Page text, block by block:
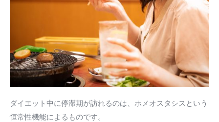
ダイエット中に停滞期が訪れるのは、ホメオスタシスという
恒常性機能によるものです。